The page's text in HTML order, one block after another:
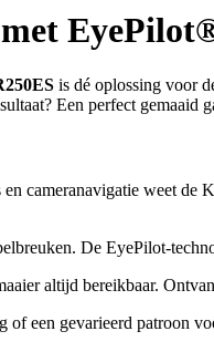
is dé oplossing voor
Een perfect gemaaid
cameranavigatie weet
De EyePilot-
altijd bereikbaar.
een gevarieerd patroon